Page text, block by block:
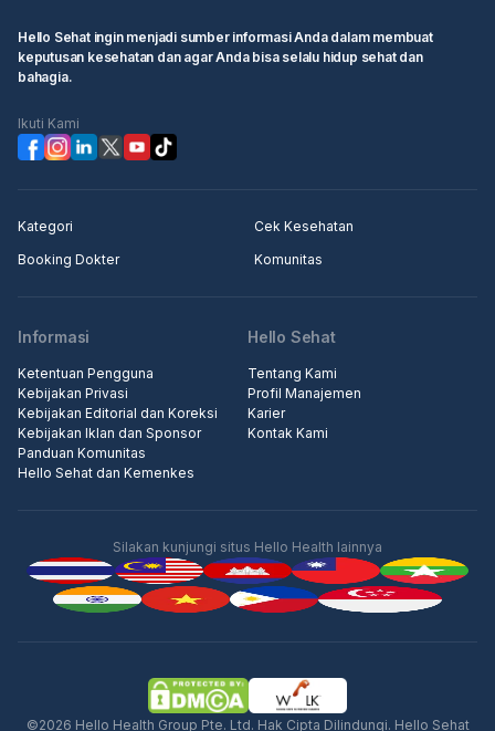
Iklan
Hello Sehat ingin menjadi sumber informasi Anda dalam membuat
keputusan kesehatan dan agar Anda bisa selalu hidup sehat dan
bahagia.
Ikuti Kami
Kategori
Cek Kesehatan
Booking Dokter
Komunitas
Informasi
Ketentuan Pengguna
Kebijakan Privasi
Kebijakan Editorial dan Koreksi
Kebijakan Iklan dan Sponsor
Panduan Komunitas
Hello Sehat dan Kemenkes
Hello Sehat
Tentang Kami
Profil Manajemen
Karier
Kontak Kami
Silakan kunjungi situs Hello Health lainnya
©2026 Hello Health Group Pte. Ltd. Hak Cipta Dilindungi. Hello Sehat